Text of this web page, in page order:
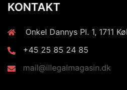
KONTAKT
Onkel Dannys Pl. 1, 1711
+45 25 85 24 85
mail@illegalmagasin.dk